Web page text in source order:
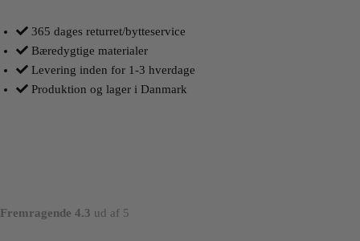
365 dages returret/bytteservice
Bæredygtige materialer
Levering inden for 1-3 hverdage
Produktion og lager i Danmark
Fremragende 4.3 ud af 5